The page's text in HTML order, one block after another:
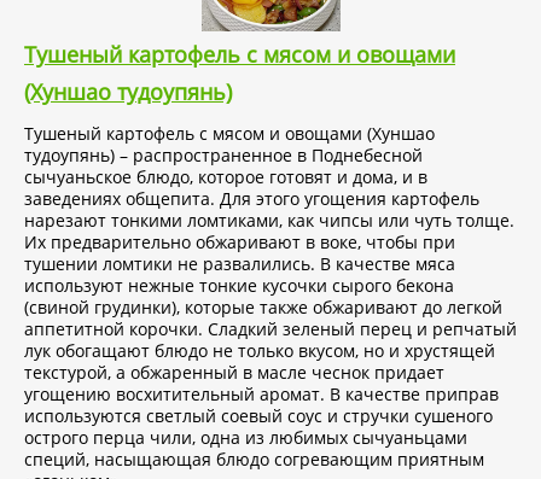
Тушеный картофель с мясом и овощами
(Хуншао тудоупянь)
Тушеный картофель с мясом и овощами (Хуншао
тудоупянь) – распространенное в Поднебесной
сычуаньское блюдо, которое готовят и дома, и в
заведениях общепита. Для этого угощения картофель
нарезают тонкими ломтиками, как чипсы или чуть толще.
Их предварительно обжаривают в воке, чтобы при
тушении ломтики не развалились. В качестве мяса
используют нежные тонкие кусочки сырого бекона
(свиной грудинки), которые также обжаривают до легкой
аппетитной корочки. Сладкий зеленый перец и репчатый
лук обогащают блюдо не только вкусом, но и хрустящей
текстурой, а обжаренный в масле чеснок придает
угощению восхитительный аромат. В качестве приправ
используются светлый соевый соус и стручки сушеного
острого перца чили, одна из любимых сычуаньцами
специй, насыщающая блюдо согревающим приятным